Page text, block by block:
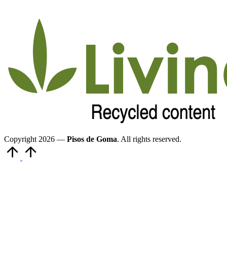
Copyright 2026 — Pisos de Goma. All rights reserved.